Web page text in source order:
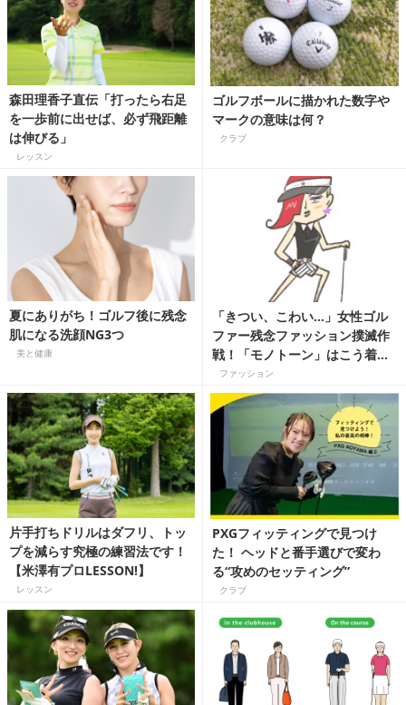
森田理香子直伝「打ったら右足
を一歩前に出せば、必ず飛距離
は伸びる」
レッスン
ゴルフボールに描かれた数字や
マークの意味は何？
クラブ
夏にありがち！ゴルフ後に残念
肌になる洗顔NG3つ
美と健康
「きつい、こわい…」女性ゴル
ファー残念ファッション撲滅作
戦！「モノトーン」はこう着
る！
ファッション
片手打ちドリルはダフリ、トッ
プを減らす究極の練習法です！
【米澤有プロLESSON!】
レッスン
PXGフィッティングで見つけ
た！ ヘッドと番手選びで変わ
る“攻めのセッティング”
クラブ